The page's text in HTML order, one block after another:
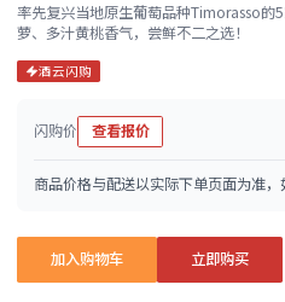
率先复兴当地原生葡萄品种Timorasso的
萝、多汁黄桃香气，尝鲜不二之选！
酒云闪购
闪购价 查看报价
商品价格与配送以实际下单页面为准，
加入购物车 立即购买